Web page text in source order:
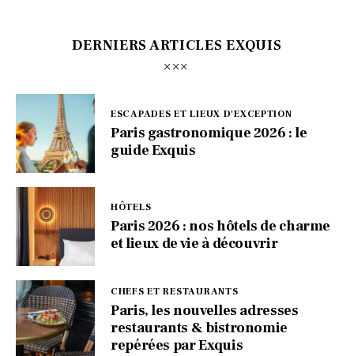
DERNIERS ARTICLES EXQUIS
ESCAPADES ET LIEUX D'EXCEPTION
Paris gastronomique 2026 : le
guide Exquis
HÔTELS
Paris 2026 : nos hôtels de charme
et lieux de vie à découvrir
CHEFS ET RESTAURANTS
Paris, les nouvelles adresses
restaurants & bistronomie
repérées par Exquis